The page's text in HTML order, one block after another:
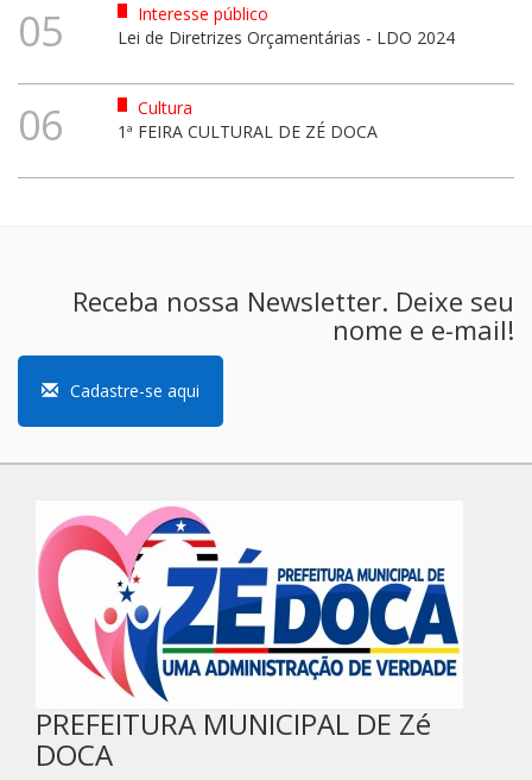
05
Interesse público
Lei de Diretrizes Orçamentárias - LDO 2024
06
Cultura
1ª FEIRA CULTURAL DE ZÉ DOCA
Receba nossa Newsletter. Deixe seu
nome e e-mail!
Cadastre-se aqui
PREFEITURA MUNICIPAL DE Zé
DOCA